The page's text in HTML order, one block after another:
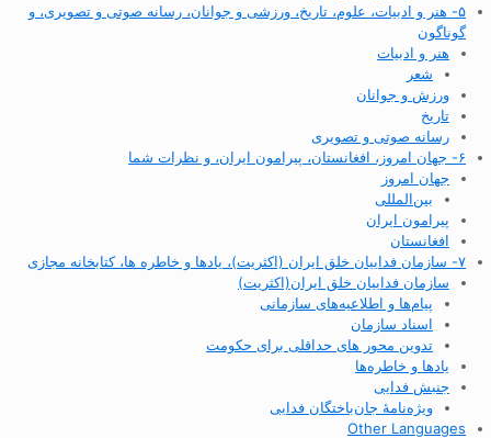
۵- هنر و ادبیات، علوم، تاریخ، ورزشی و جوانان، رسانه صوتی و تصویری، و
گوناگون
هنر و ادبیات
شعر
ورزش و جوانان
تاریخ
رسانه صوتی و تصویری
۶- جهان امروز، افغانستان، پیرامون ایران، و نظرات شما
جهان امروز
بین‌المللی
پیرامون ایران
افغانستان
۷- سازمان فداییان خلق ایران (اکثریت)، یادها و خاطره ها، کتابخانه مجازی
سازمان فداییان خلق ایران(اکثریت)
پیام‌ها و اطلاعیه‌های سازمانی
اسناد سازمان
تدوین محور های حداقلی برای حکومت
یادها و خاطره‌ها
جنبش فدایی
ویژه‌نامهٔ جان‌باختگان فدایی
Other Languages